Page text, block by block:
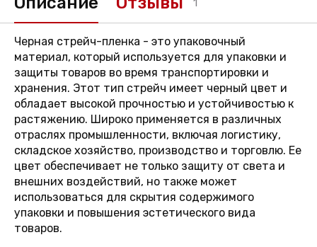
1
Черная стрейч-пленка - это упаковочный
материал, который используется для упаковки и
защиты товаров во время транспортировки и
хранения. Этот тип стрейч имеет черный цвет и
обладает высокой прочностью и устойчивостью к
растяжению. Широко применяется в различных
отраслях промышленности, включая логистику,
складское хозяйство, производство и торговлю. Ее
цвет обеспечивает не только защиту от света и
внешних воздействий, но также может
использоваться для скрытия содержимого
упаковки и повышения эстетического вида
товаров.